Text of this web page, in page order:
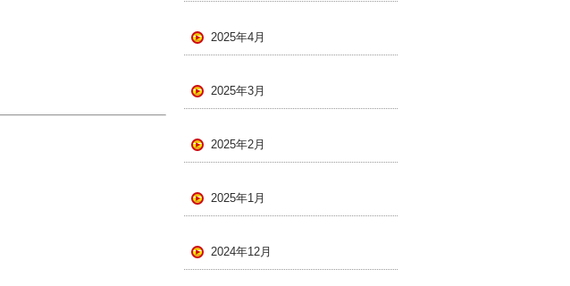
2025年4月
2025年3月
2025年2月
2025年1月
2024年12月